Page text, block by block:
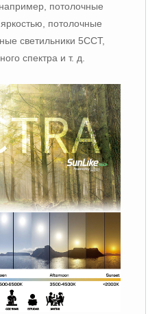
потолочные
потолочные
светильники 5CCT,
спектра и т. д.